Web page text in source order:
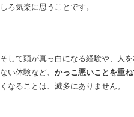
しろ気楽に思うことです。
そして頭が真っ白になる経験や、人
ない体験など、 かっこ悪いことを重
くなることは、滅多にありません。